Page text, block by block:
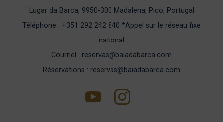
Lugar da Barca, 9950-303 Madalena, Pico, Portugal
Téléphone : +351 292 242 840 *Appel sur le réseau fixe
national
Courriel : reservas@baiadabarca.com
Réservations : reservas@baiadabarca.com